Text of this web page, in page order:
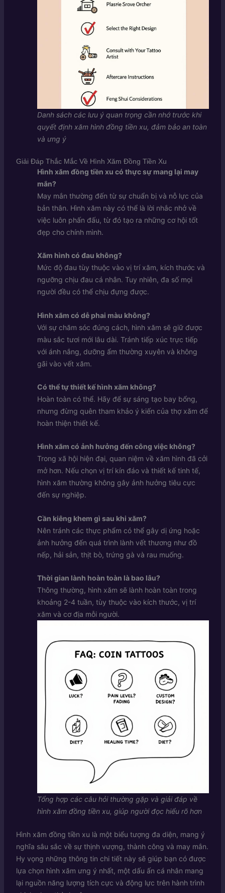
Danh sách các lưu ý quan trọng cần nhớ trước khi
quyết định xăm hình đồng tiền xu, đảm bảo an toàn
và ưng ý
Giải Đáp Thắc Mắc Về Hình Xăm Đồng Tiền Xu
Hình xăm đồng tiền xu có thực sự mang lại may
mắn?
May mắn thường đến từ sự chuẩn bị và nỗ lực của
bản thân. Hình xăm này có thể là lời nhắc nhở về
việc luôn phấn đấu, từ đó tạo ra những cơ hội tốt
đẹp cho chính mình.
Xăm hình có đau không?
Mức độ đau tùy thuộc vào vị trí xăm, kích thước và
ngưỡng chịu đau cá nhân. Tuy nhiên, đa số mọi
người đều có thể chịu đựng được.
Hình xăm có dễ phai màu không?
Với sự chăm sóc đúng cách, hình xăm sẽ giữ được
màu sắc tươi mới lâu dài. Tránh tiếp xúc trực tiếp
với ánh nắng, dưỡng ẩm thường xuyên và không
gãi vào vết xăm.
Có thể tự thiết kế hình xăm không?
Hoàn toàn có thể. Hãy để sự sáng tạo bay bổng,
nhưng đừng quên tham khảo ý kiến của thợ xăm để
hoàn thiện thiết kế.
Hình xăm có ảnh hưởng đến công việc không?
Trong xã hội hiện đại, quan niệm về xăm hình đã cởi
mở hơn. Nếu chọn vị trí kín đáo và thiết kế tinh tế,
hình xăm thường không gây ảnh hưởng tiêu cực
đến sự nghiệp.
Cần kiêng khem gì sau khi xăm?
Nên tránh các thực phẩm có thể gây dị ứng hoặc
ảnh hưởng đến quá trình lành vết thương như đồ
nếp, hải sản, thịt bò, trứng gà và rau muống.
Thời gian lành hoàn toàn là bao lâu?
Thông thường, hình xăm sẽ lành hoàn toàn trong
khoảng 2-4 tuần, tùy thuộc vào kích thước, vị trí
xăm và cơ địa mỗi người.
Tổng hợp các câu hỏi thường gặp và giải đáp về
hình xăm đồng tiền xu, giúp người đọc hiểu rõ hơn
Hình xăm đồng tiền xu là một biểu tượng đa diện, mang ý
nghĩa sâu sắc về sự thịnh vượng, thành công và may mắn.
Hy vọng những thông tin chi tiết này sẽ giúp bạn có được
lựa chọn hình xăm ưng ý nhất, một dấu ấn cá nhân mang
lại nguồn năng lượng tích cực và động lực trên hành trình